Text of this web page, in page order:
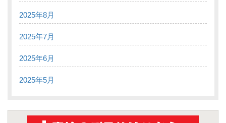
2025年8月
2025年7月
2025年6月
2025年5月